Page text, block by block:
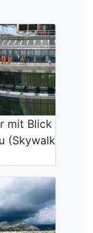
mit Blick
(Skywalk